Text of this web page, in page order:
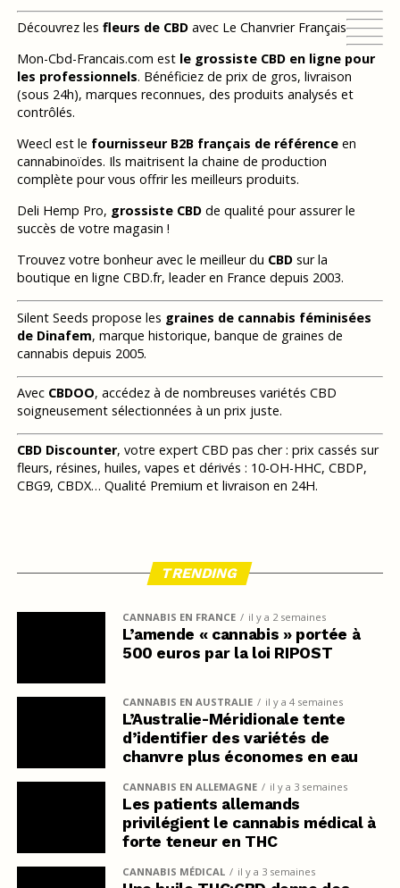
Découvrez les fleurs de CBDavec Le Chanvrier Français
Mon-Cbd-Francais.com est le grossiste CBD en ligne pour
les professionnels. Bénéficiez de prix de gros, livraison
(sous 24h), marques reconnues, des produits analysés et
contrôlés.
Weecl est le fournisseur B2B français de référenceen
cannabinoïdes. Ils maitrisent la chaine de production
complète pour vous offrir les meilleurs produits.
Deli Hemp Pro, grossiste CBDde qualité pour assurer le
succès de votre magasin !
Trouvez votre bonheur avec le meilleur du CBDsur la
boutique en ligne CBD.fr, leader en France depuis 2003.
Silent Seeds propose les graines de cannabis féminisées
de Dinafem, marque historique, banque de graines de
cannabis depuis 2005.
Avec CBDOO, accédez à de nombreuses variétés CBD
soigneusement sélectionnées à un prix juste.
CBD Discounter, votre expert CBD pas cher : prix cassés sur
fleurs, résines, huiles, vapes et dérivés : 10-OH-HHC, CBDP,
CBG9, CBDX… Qualité Premium et livraison en 24H.
TRENDING
CANNABIS EN FRANCE il y a 2 semaines
L’amende « cannabis » portée à
500 euros par la loi RIPOST
CANNABIS EN AUSTRALIE il y a 4 semaines
L’Australie-Méridionale tente
d’identifier des variétés de
chanvre plus économes en eau
CANNABIS EN ALLEMAGNE il y a 3 semaines
Les patients allemands
privilégient le cannabis médical à
forte teneur en THC
CANNABIS MÉDICAL il y a 3 semaines